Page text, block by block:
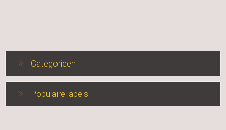
Categorieen
Populaire labels